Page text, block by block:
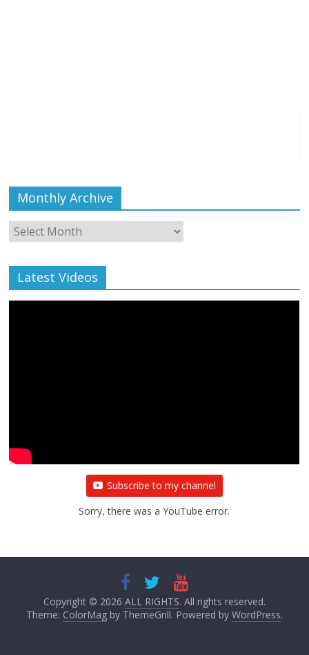
Monthly Archive
Monthly
Archive
Latest Videos
Subscribe to my channel
Sorry, there was a YouTube error.
Copyright © 2026 ALL RIGHTS. All rights reserved.
Theme: ColorMagby ThemeGrill. Powered by WordPress.